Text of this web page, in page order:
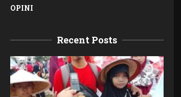
OPINI
Recent Posts